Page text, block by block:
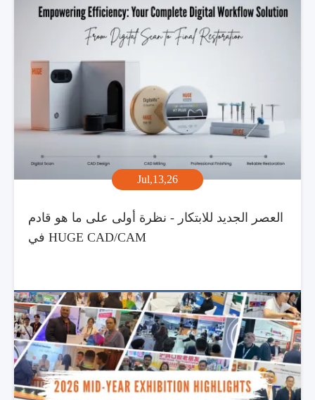
Jul,13,26
العصر الجديد للابتكار - نظرة أولى على ما هو قادم
في HUGE CAD/CAM